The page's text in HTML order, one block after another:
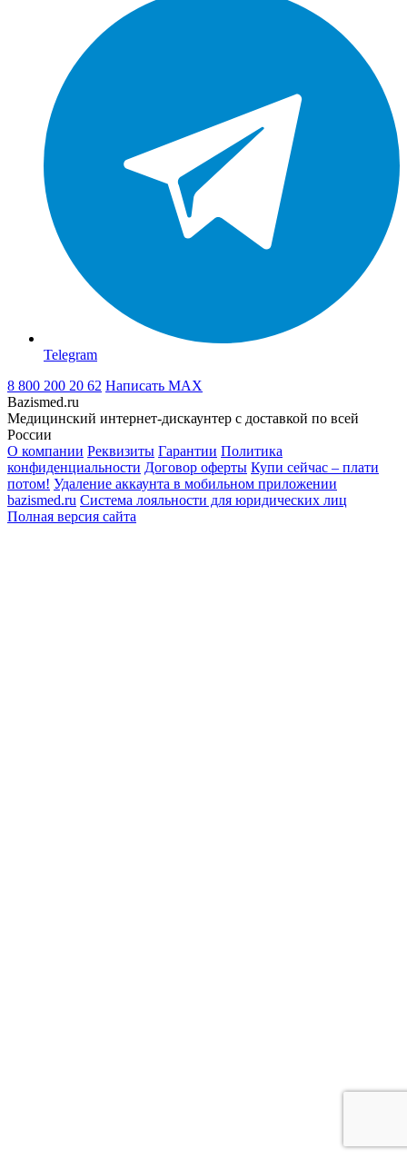
Telegram
8 800 200 20 62 Написать MAX
Bazismed.ru
Медицинский интернет-дискаунтер с доставкой по всей
России
О компании Реквизиты Гарантии Политика
конфиденциальности Договор оферты Купи сейчас – плати
потом! Удаление аккаунта в мобильном приложении
bazismed.ru Система лояльности для юридических лиц
Полная версия сайта